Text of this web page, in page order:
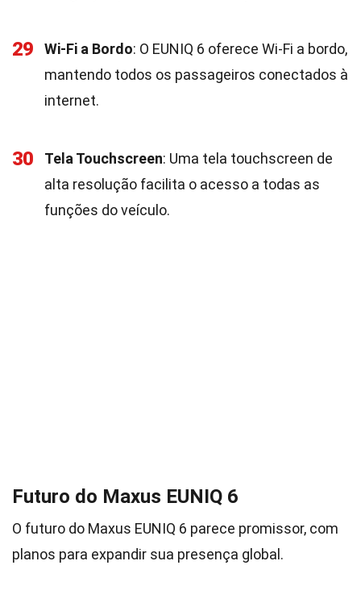
29 Wi-Fi a Bordo: O EUNIQ 6 oferece Wi-Fi a bordo,
mantendo todos os passageiros conectados à
internet.
30 Tela Touchscreen: Uma tela touchscreen de
alta resolução facilita o acesso a todas as
funções do veículo.
Futuro do Maxus EUNIQ 6
O futuro do Maxus EUNIQ 6 parece promissor, com
planos para expandir sua presença global.